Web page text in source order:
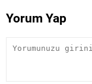
Yorum Yap